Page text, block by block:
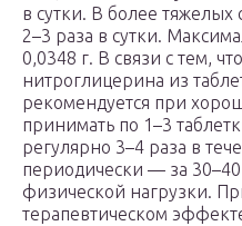
в сутки. В более тяжелых
2–3 раза в сутки.
0,0348 г. В связи с тем,
нитроглицерина из
рекомендуется при
принимать по 1–3
регулярно 3–4 раза в
периодически — за
физической нагрузки.
терапевтическом